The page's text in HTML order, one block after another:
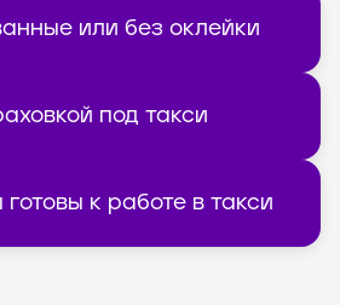
или без оклейки
под такси
к работе в такси